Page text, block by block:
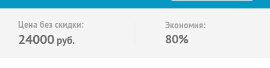
Цена без скидки:
24000 руб.
Экономия:
80%